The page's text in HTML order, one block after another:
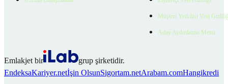
Müşteri Yetkilisi Veri
Aday Aydınlatma Metni
Emlakjet bir
grup şirketidir.
EndeksaKariyer.netİşin OlsunSigortam.netArabam.comHangikredi